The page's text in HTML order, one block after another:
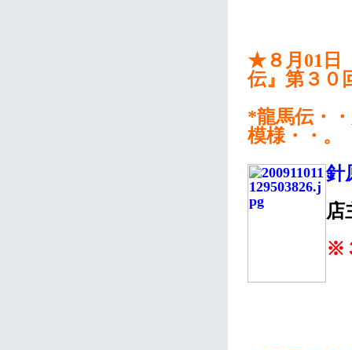
★８月01日
伝』第３
*龍馬伝・
模様・・。
店
※